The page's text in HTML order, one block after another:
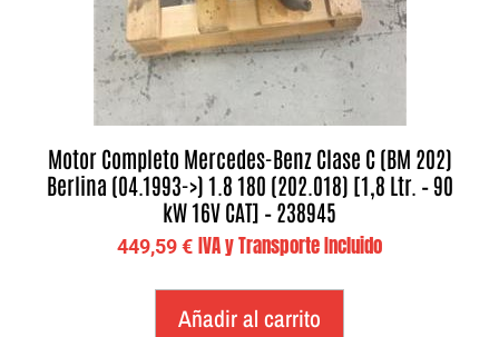
Motor Completo Mercedes-Benz Clase C (BM 202)
Berlina (04.1993->) 1.8 180 (202.018) [1,8 Ltr. – 90
kW 16V CAT] – 238945
449,59€ IVA y Transporte Incluido
Añadir al carrito